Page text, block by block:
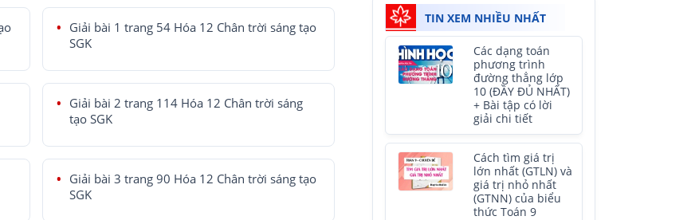
Giải bài 1 trang 54 Hóa 12 Chân trời sáng tạo
SGK
Giải bài 2 trang 114 Hóa 12 Chân trời sáng
tạo SGK
Giải bài 3 trang 90 Hóa 12 Chân trời sáng tạo
SGK
TIN XEM NHIỀU NHẤT
Các dạng toán
phương trình
đường thẳng lớp
10 (ĐẦY ĐỦ NHẤT)
+ Bài tập có lời
giải chi tiết
Cách tìm giá trị
lớn nhất (GTLN) và
giá trị nhỏ nhất
(GTNN) của biểu
thức Toán 9